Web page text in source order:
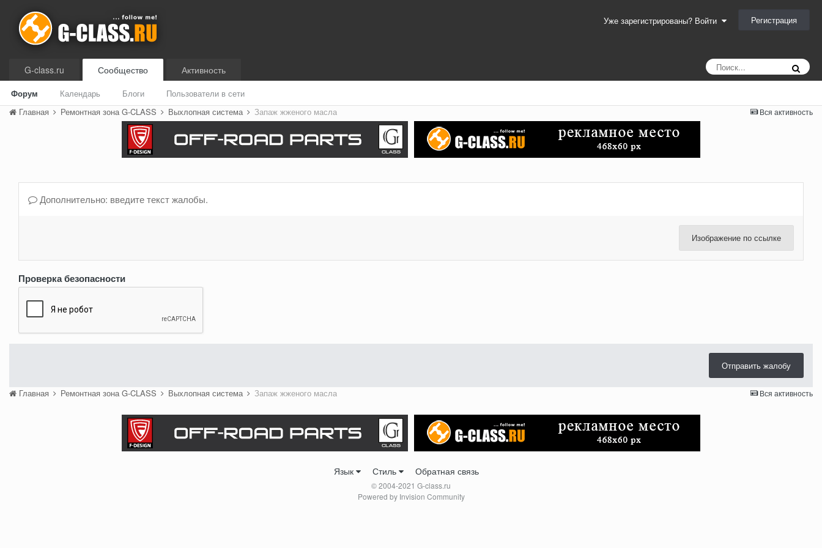
Уже зарегистрированы? Войти Регистрация
G-class.ru Сообщество
Форум Календарь Блоги Пользователи в сети
Активность
Вся активность
Главная Ремонтная зона G-CLASS Выхлопная система Запаж жженого масла
Дополнительно: введите текст жалобы.
Изображение по ссылке
Проверка безопасности
Отправить жалобу
Вся активность
Главная Ремонтная зона G-CLASS Выхлопная система Запаж жженого масла
Язык Стиль Обратная связь
© 2004-2021 G-class.ru
Powered by Invision Community